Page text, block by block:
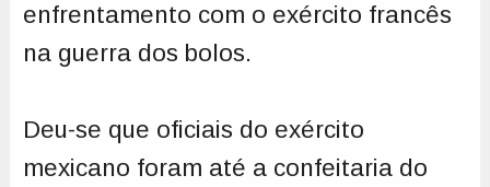
enfrentamento com o exército francês
na guerra dos bolos.
Deu-se que oficiais do exército
mexicano foram até a confeitaria do